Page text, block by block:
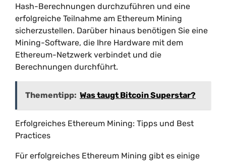
Hash-Berechnungen durchzuführen und eine
erfolgreiche Teilnahme am Ethereum Mining
sicherzustellen. Darüber hinaus benötigen Sie eine
Mining-Software, die Ihre Hardware mit dem
Ethereum-Netzwerk verbindet und die
Berechnungen durchführt.
Thementipp: Was taugt Bitcoin Superstar?
Erfolgreiches Ethereum Mining: Tipps und Best
Practices
Für erfolgreiches Ethereum Mining gibt es einige